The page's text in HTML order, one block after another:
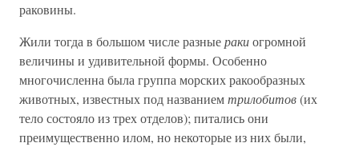
раковины.
Жили тогда в большом числе разныеракиогромной
величины и удивительной формы. Особенно
многочисленна была группа морских ракообразных
животных, известных под названиемтрилобитов(их
тело состояло из трех отделов); питались они
преимущественно илом, но некоторые из них были,